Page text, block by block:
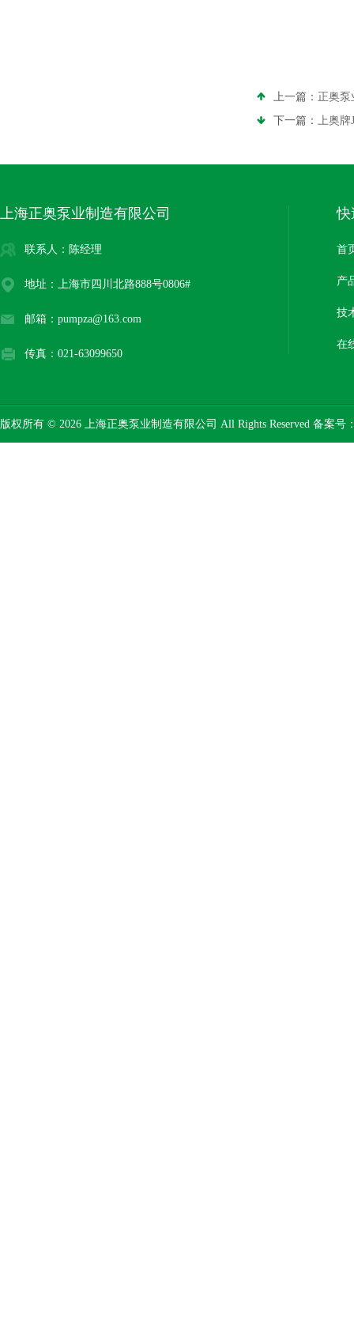
上一篇： 正奥泵
下一篇： 上奥牌
上海正奥泵业制造有限公司
联系人：陈经理
地址：上海市四川北路888号0806#
邮箱：pumpza@163.com
传真：021-63099650
快
首
产
技
在
版权所有 © 2026 上海正奥泵业制造有限公司 All Rights Reserved 备案号